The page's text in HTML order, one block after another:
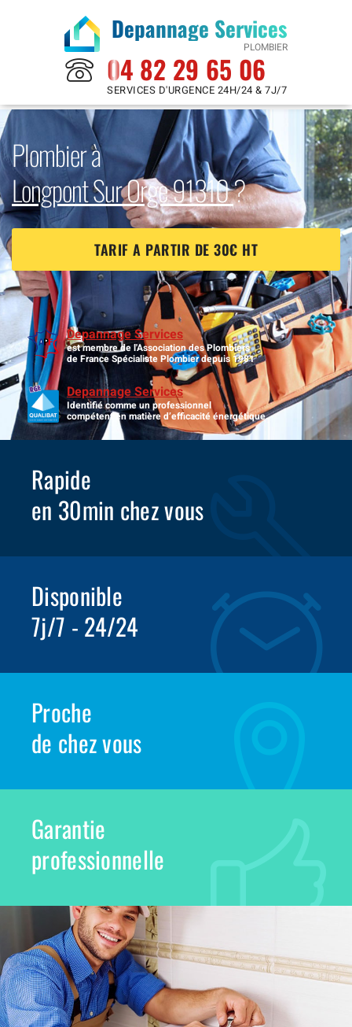
Depannage Services
PLOMBIER
04 82 29 65 06
SERVICES D'URGENCE 24H/24 & 7J/7
Plombier à
Longpont Sur Orge 91310?
TARIF A PARTIR DE 30€ HT
Depannage Services
est membre de l'Association des Plombiers
de France Spécialiste Plombier depuis 1981
Depannage Services
Identifié comme un professionnel
compétent en matière d’efficacité énergétique.
Rapide
en 30min chez vous
Disponible
7j/7 - 24/24
Proche
de chez vous
Garantie
professionnelle